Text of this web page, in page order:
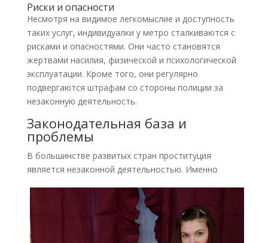
Риски и опасности
Несмотря на видимое легкомыслие и доступность
таких услуг, индивидуалки у метро сталкиваются с
рисками и опасностями. Они часто становятся
жертвами насилия, физической и психологической
эксплуатации. Кроме того, они регулярно
подвергаются штрафам со стороны полиции за
незаконную деятельность.
Законодательная база и
проблемы
В большинстве развитых стран проституция
является незаконной деятельностью. Именно